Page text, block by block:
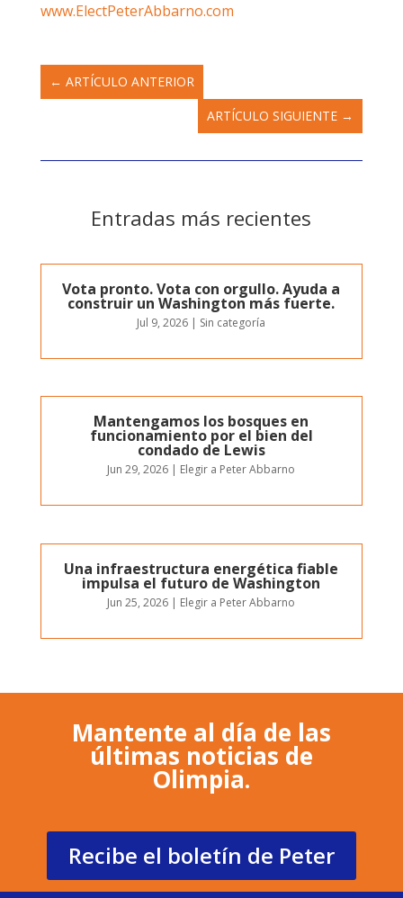
www.ElectPeterAbbarno.com
← ARTÍCULO ANTERIOR
ARTÍCULO SIGUIENTE →
Entradas más recientes
Vota pronto. Vota con orgullo. Ayuda a
construir un Washington más fuerte.
Jul 9, 2026 | Sin categoría
Mantengamos los bosques en
funcionamiento por el bien del
condado de Lewis
Jun 29, 2026 | Elegir a Peter Abbarno
Una infraestructura energética fiable
impulsa el futuro de Washington
Jun 25, 2026 | Elegir a Peter Abbarno
Mantente al día de las
últimas noticias de
Olimpia.
Recibe el boletín de Peter